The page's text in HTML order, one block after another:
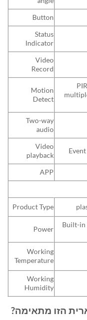
Button
Status
Indicator
Video
Record
Motion
Detect
Two-way
audio
Video
playback
APP
Product Type
Power
Built-in
Working
Temperature
Working
Humidity
הזו מתאימה?